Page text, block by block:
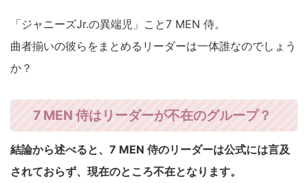
「ジャニーズJr.の異端児」こと7 MEN 侍。
曲者揃いの彼らをまとめるリーダーは一体誰なのでしょう
か？
7 MEN 侍はリーダーが不在のグループ？
結論から述べると、7 MEN 侍のリーダーは公式には言及
されておらず、現在のところ不在となります。